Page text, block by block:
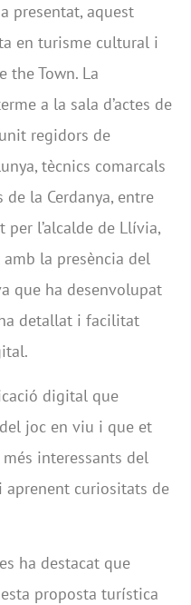
presentat, aquest
en turisme cultural i
the Town. La
a la sala d’actes de
regidors de
tècnics comarcals
la Cerdanya, entre
per l’alcalde de Llívia,
la presència del
que ha desenvolupat
detallat i facilitat
digital que
joc en viu i que et
interessants del
curiositats de
ha destacat que
proposta turística